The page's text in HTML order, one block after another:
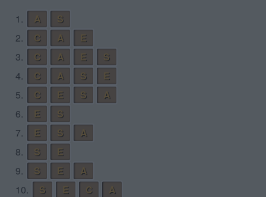
1.
A
S
2.
C A
E
3.
C A E
S
4.
C A S
E
5.
C E S
A
6.
E
S
7.
E S
A
8.
S
E
9.
S E
A
10.
S E C
A